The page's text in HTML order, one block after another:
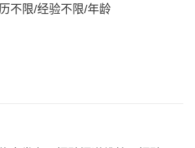
不限/经验不限/年龄